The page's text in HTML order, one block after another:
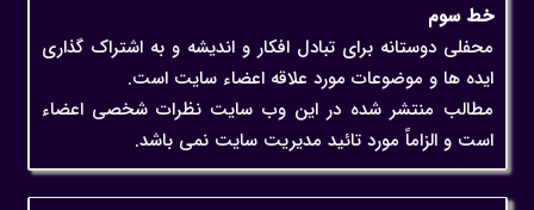
خط سوم
محفلی دوستانه برای تبادل افکار و اندیشه و به اشتراک گذاری
ایده ها و موضوعات مورد علاقه اعضاء سایت است.
مطالب منتشر شده در این وب سایت نظرات شخصی اعضاء
است و الزاماً مورد تائید مدیریت سایت نمی باشد.